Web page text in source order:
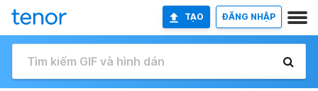
TẠO ĐĂNG NHẬP